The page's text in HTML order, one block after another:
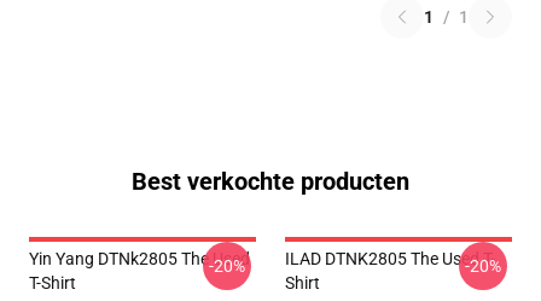
1 / 1
Best verkochte producten
Yin Yang DTNk2805 The Used
T-Shirt
-20%
ILAD DTNK2805 The Used T-
Shirt
-20%